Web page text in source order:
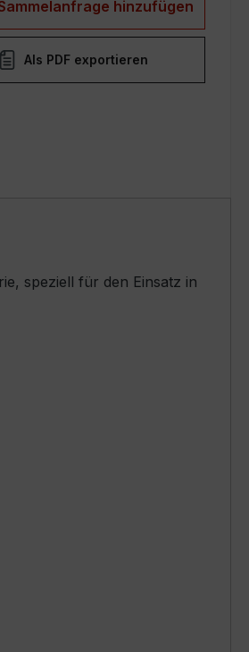
hinzufügen
Als PDF exportieren
speziell für den Einsatz in